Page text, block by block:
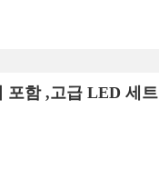
포함 ,고급 LED 세